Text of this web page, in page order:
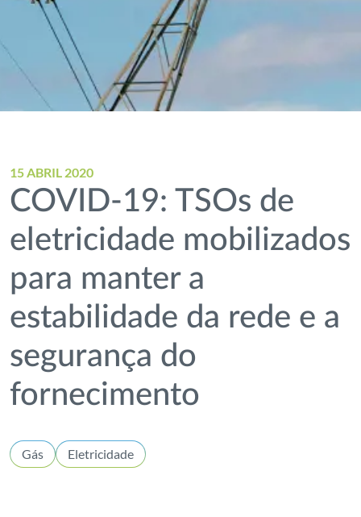
15 ABRIL 2020
COVID-19: TSOs de
eletricidade mobilizados
para manter a
estabilidade da rede e a
segurança do
fornecimento
Gás Eletricidade